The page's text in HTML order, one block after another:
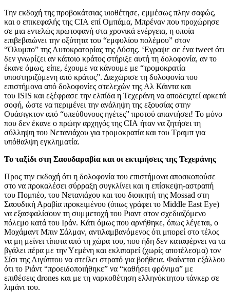
Την εκδοχή της προβοκάτσιας υιοθέτησε, εμμέσως πλην σαφώς,
και ο επικεφαλής της CIA επί Ομπάμα, Μπρέναν που προχώρησε
σε μια εντελώς πρωτοφανή στα χρονικά ενέργεια, η οποία
επιβεβαιώνει την οξύτητα του “εμφυλίου πολέμου” στον
“Όλυμπο” της Αυτοκρατορίας της Δύσης. ‘Εγραψε σε ένα tweet ότι
δεν γνωρίζει αν κάποιο κράτος στήριξε αυτή τη δολοφονία, αν το
έκανε όμως, είπε, έχουμε να κάνουμε με “τρομοκρατία
υποστηριζόμενη από κράτος”. Διεχώρισε τη δολοφονία του
επιστήμονα από δολοφονίες στελεχών της Αλ Κάιντα και
του ISIS και εξέφρασε την ελπίδα η Τεχεράνη να αποδειχτεί αρκετά
σοφή, ώστε να περιμένει την ανάληψη της εξουσίας στην
Ουάσιγκτον από “υπεύθυνους ηγέτες” προτού απαντήσει! Το μόνο
που δεν έκανε ο πρώην αρχηγός της CIA ήταν να ζητήσει τη
σύλληψη του Νετανιάχου για τρομοκρατία και του Τραμπ για
υπόθαλψη εγκληματία.
Το ταξίδι στη Σαουδαραβία και οι εκτιμήσεις της Τεχεράνης
Προς την εκδοχή ότι η δολοφονία του επιστήμονα αποσκοπούσε
στο να προκαλέσει σύρραξη συγκλίνει και η επίσκεψη-αστραπή
του Πομπέο, του Νετανιάχου και του διοικητή της Mossad στη
Σαουδική Αραβία προκειμένου (όπως γράφει το Middle East Eye)
να εξασφαλίσουν τη συμμετοχή του Ριαντ στον σχεδιαζόμενο
πόλεμο κατά του Ιράν. Κάτι όμως που αρνήθηκε, όπως λέγεται, ο
Μοχάμαντ Μπιν Σάλμαν, αντιλαμβανόμενος ότι μπορεί στο τέλος
να μη μείνει τίποτα από τη χώρα του, που ήδη δεν καταφέρνει να τα
βγάλει πέρα με την Υεμένη και εκλιπαρεί (χωρίς αποτέλεσμα) τον
Σίσι της Αιγύπτου να στείλει στρατό για βοήθεια. Φαίνεται εξάλλου
ότι το Ριάντ “προειδοποιήθηκε” να “καθήσει φρόνιμα” με
επιθέσεις drones και με τη ναρκοθέτηση ελληνόκτητου τάνκερ σε
λιμάνι του.